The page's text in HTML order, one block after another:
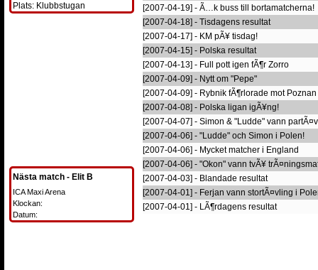
Plats: Klubbstugan
Nästa match - Elit B
ICA Maxi Arena
Klockan:
Datum:
[2007-04-19] - Ã…k buss till bortamatcherna!
[2007-04-18] - Tisdagens resultat
[2007-04-17] - KM pÃ¥ tisdag!
[2007-04-15] - Polska resultat
[2007-04-13] - Full pott igen fÃ¶r Zorro
[2007-04-09] - Nytt om "Pepe"
[2007-04-09] - Rybnik fÃ¶rlorade mot Poznan
[2007-04-08] - Polska ligan igÃ¥ng!
[2007-04-07] - Simon & "Ludde" vann
[2007-04-06] - "Ludde" och Simon i Polen!
[2007-04-06] - Mycket matcher i England
[2007-04-06] - "Okon" vann tvÃ¥
[2007-04-03] - Blandade resultat
[2007-04-01] - Ferjan vann stortÃ¤vling i
[2007-04-01] - LÃ¶rdagens resultat